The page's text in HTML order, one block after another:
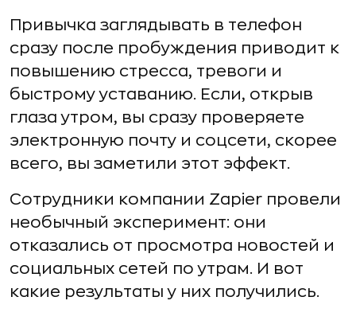
Привычка заглядывать в телефон
сразу после пробуждения приводит к
повышению стресса, тревоги и
быстрому уставанию. Если, открыв
глаза утром, вы сразу проверяете
электронную почту и соцсети, скорее
всего, вы заметили этот эффект.
Сотрудники компании Zapier провели
необычный эксперимент: они
отказались от просмотра новостей и
социальных сетей по утрам. И вот
какие результаты у них получились.